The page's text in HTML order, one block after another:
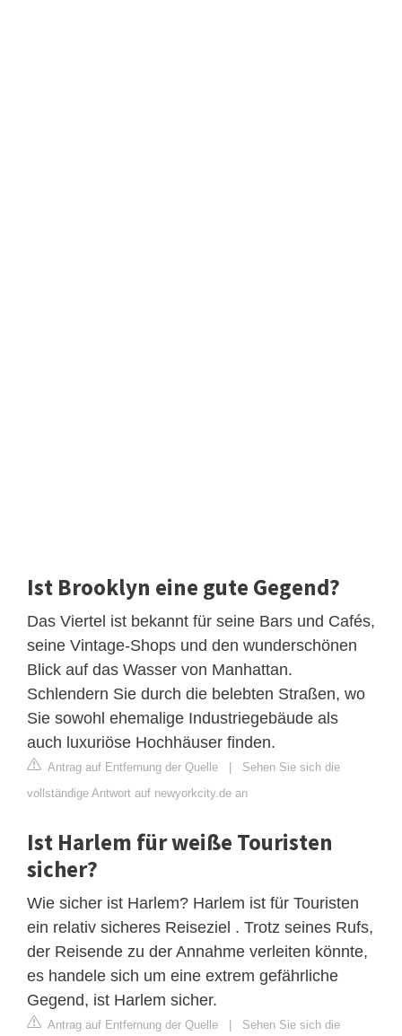
Ist Brooklyn eine gute Gegend?
Das Viertel ist bekannt für seine Bars und Cafés,
seine Vintage-Shops und den wunderschönen
Blick auf das Wasser von Manhattan.
Schlendern Sie durch die belebten Straßen, wo
Sie sowohl ehemalige Industriegebäude als
auch luxuriöse Hochhäuser finden.
Antrag auf Entfernung der Quelle | Sehen Sie sich die
vollständige Antwort auf newyorkcity.de an
Ist Harlem für weiße Touristen
sicher?
Wie sicher ist Harlem? Harlem ist für Touristen
ein relativ sicheres Reiseziel . Trotz seines Rufs,
der Reisende zu der Annahme verleiten könnte,
es handele sich um eine extrem gefährliche
Gegend, ist Harlem sicher.
Antrag auf Entfernung der Quelle | Sehen Sie sich die